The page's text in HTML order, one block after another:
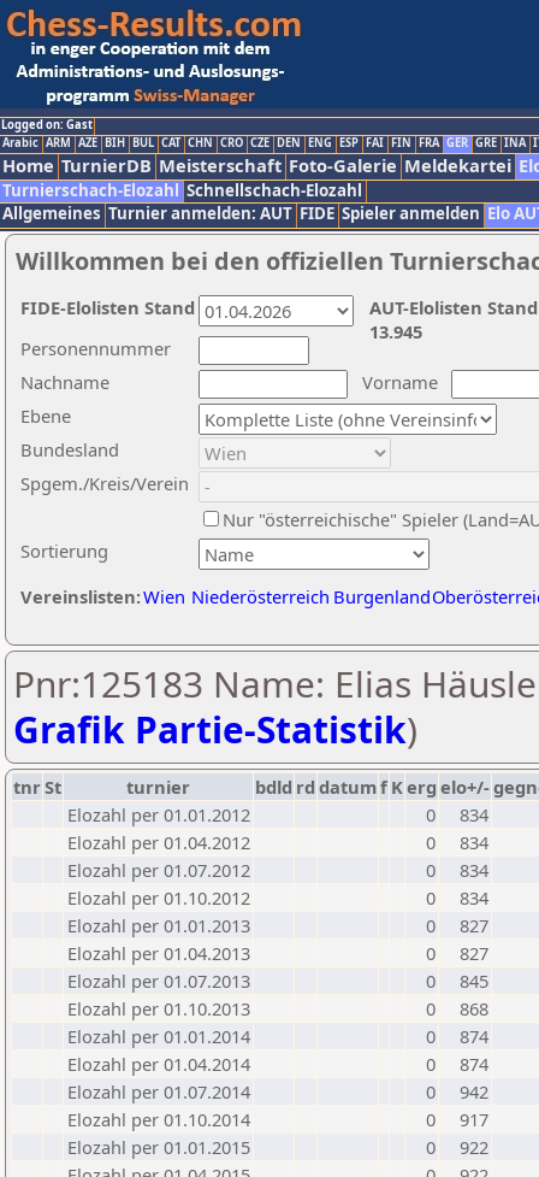
Logged on: Gast
Arabic ARM AZE BIH BUL CAT CHN CRO CZE DEN ENG ESP FAI FIN FRA GER GRE INA
Home TurnierDB Meisterschaft Foto-Galerie Meldekartei
Turnierschach-Elozahl Schnellschach-Elozahl
Allgemeines Turnier anmelden: AUT FIDE Spieler anmelden Elo
Willkommen bei den offiziellen
Nachname
Vorname
Ebene
Sortierung
Personennummer
Bundesland
Spgem./Kreis/Verein
Nur "österreichische" Spieler
Vereinslisten:Wien Niederösterreich Burgenland
AUT-Elolisten
13.945
FIDE-Elolisten Stand
Pnr:125183 Name: Elias
Grafik Partie-Statistik)
tnrSt turnier bdld rd datumf Kerg elo+/-
Elozahl per 01.01.2012
0
834
Elozahl per 01.04.2012
0
834
Elozahl per 01.07.2012
0
834
Elozahl per 01.10.2012
0
834
Elozahl per 01.01.2013
0
827
Elozahl per 01.04.2013
0
827
Elozahl per 01.07.2013
0
845
Elozahl per 01.10.2013
0
868
Elozahl per 01.01.2014
0
874
Elozahl per 01.04.2014
0
874
Elozahl per 01.07.2014
0
942
Elozahl per 01.10.2014
0
917
Elozahl per 01.01.2015
0
922